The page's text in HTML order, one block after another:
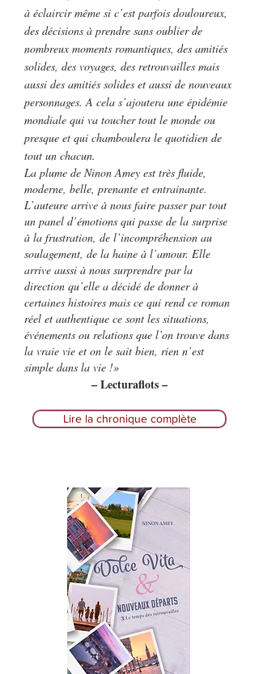
à éclaircir même si c’est parfois douloureux,
des décisions à prendre sans oublier de
nombreux moments romantiques, des amitiés
solides, des voyages, des retrouvailles mais
aussi des amitiés solides et aussi de nouveaux
personnages. A cela s’ajoutera une épidémie
mondiale qui va toucher tout le monde ou
presque et qui chamboulera le quotidien de
tout un chacun.
La plume de Ninon Amey est très fluide,
moderne, belle, prenante et entrainante.
L’auteure arrive à nous faire passer par tout
un panel d’émotions qui passe de la surprise
à la frustration, de l’incompréhension au
soulagement, de la haine à l’amour. Elle
arrive aussi à nous surprendre par la
direction qu’elle a décidé de donner à
certaines histoires mais ce qui rend ce roman
réel et authentique ce sont les situations,
événements ou relations que l’on trouve dans
la vraie vie et on le sait bien, rien n’est
simple dans la vie !»
– Lecturaflots –
Lire la chronique complète